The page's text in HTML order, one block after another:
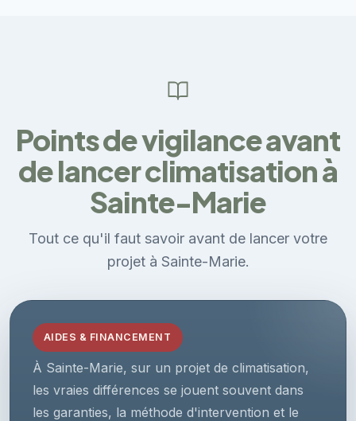
Points de vigilance avant
de lancer climatisation à
Sainte-Marie
Tout ce qu'il faut savoir avant de lancer votre
projet à Sainte-Marie.
AIDES & FINANCEMENT
À Sainte-Marie, sur un projet de climatisation,
les vraies différences se jouent souvent dans
les garanties, la méthode d'intervention et le